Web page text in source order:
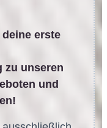
erste
zu unseren
und